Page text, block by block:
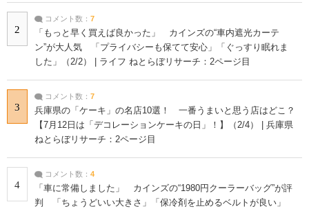
2
コメント数： 7
「もっと早く買えば良かった」 カインズの“車内遮光カーテ
ン”が大人気 「プライバシーも保てて安心」「ぐっすり眠れま
した」（2/2） | ライフ ねとらぼリサーチ：2ページ目
3
コメント数： 7
兵庫県の「ケーキ」の名店10選！ 一番うまいと思う店はどこ？
【7月12日は「デコレーションケーキの日」！】（2/4） | 兵庫県
ねとらぼリサーチ：2ページ目
4
コメント数： 4
「車に常備しました」 カインズの“1980円クーラーバッグ”が評
判 「ちょうどいい大きさ」「保冷剤を止めるベルトが良い」